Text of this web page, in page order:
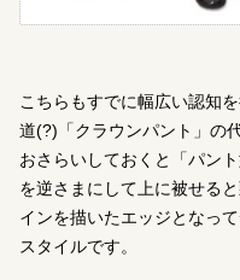
こちらもすでに幅広い認知
道(?)「クラウンパント」の
おさらいしておくと「パン
を逆さまにして上に被せる
インを描いたエッジとなっ
スタイルです。